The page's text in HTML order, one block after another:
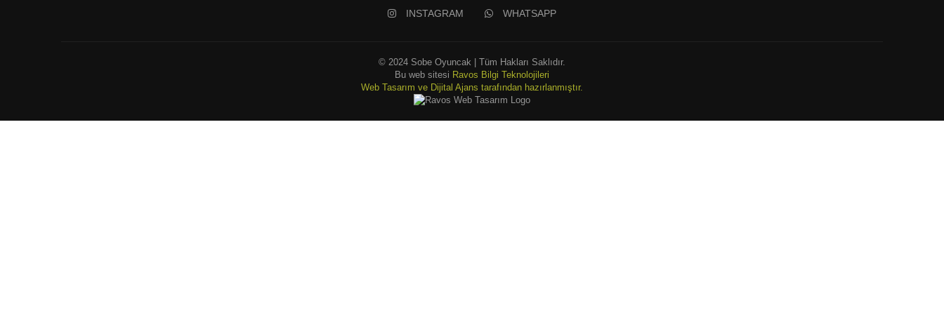
INSTAGRAM WHATSAPP
© 2024 Sobe Oyuncak | Tüm Hakları Saklıdır.
Bu web sitesi Ravos Bilgi Teknolojileri
Web Tasarım ve Dijital Ajans tarafından hazırlanmıştır.